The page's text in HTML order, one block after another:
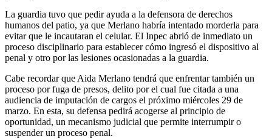
La guardia tuvo que pedir ayuda a la defensora de derechos
humanos del patio, ya que Merlano habría intentado morderla para
evitar que le incautaran el celular. El Inpec abrió de inmediato un
proceso disciplinario para establecer cómo ingresó el dispositivo al
penal y otro por las lesiones ocasionadas a la guardia.
Cabe recordar que Aida Merlano tendrá que enfrentar también un
proceso por fuga de presos, delito por el cual fue citada a una
audiencia de imputación de cargos el próximo miércoles 29 de
marzo. En esta, su defensa pedirá acogerse al principio de
oportunidad, un mecanismo judicial que permite interrumpir o
suspender un proceso penal.